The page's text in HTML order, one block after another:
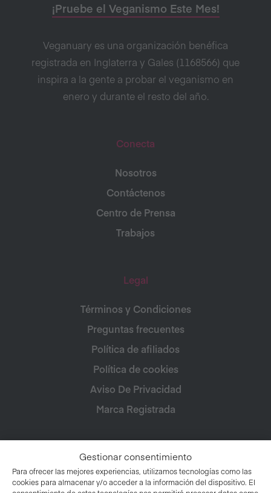
Gestionar consentimiento
Para ofrecer las mejores experiencias, utilizamos tecnologías como las
cookies para almacenar y/o acceder a la información del dispositivo. El
¡Pruebe el Veganismo Este Mes!
Veganuary es una organización benéfica
registrada en Inglaterra y Gales (1168566) que
inspira a la gente a probar el veganismo en
enero y durante el resto del año.
Conecta
Nosotros
Contáctenos
Centro de Prensa
Trabajos
Legal
Términos y Condiciones
Preguntas frecuentes
Política de afiliados
Política de cookies
Aviso De Privacidad
Marca Registrada